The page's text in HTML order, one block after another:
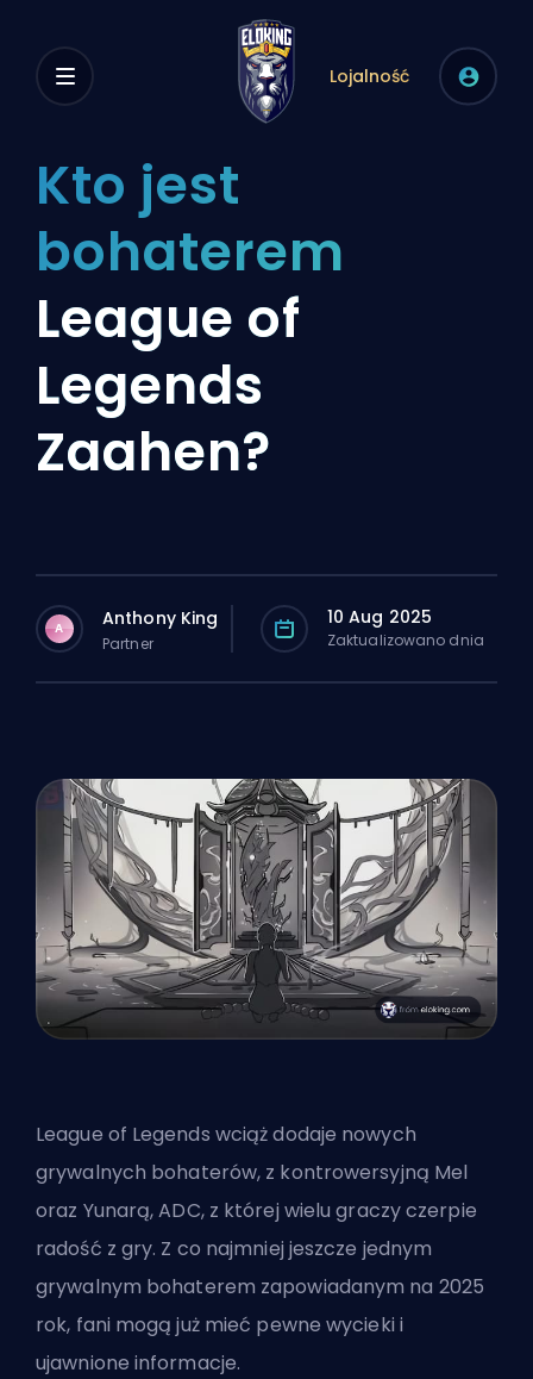
Lojalność
Kto jest
bohaterem
League of
Legends
Zaahen?
A Anthony King
Partner
10 Aug 2025
Zaktualizowano dnia
League of Legends wciąż dodaje nowych
grywalnych bohaterów, z kontrowersyjną Mel
oraz Yunarą, ADC, z której wielu graczy czerpie
radość z gry. Z co najmniej jeszcze jednym
grywalnym bohaterem zapowiadanym na 2025
rok, fani mogą już mieć pewne wycieki i
ujawnione informacje.